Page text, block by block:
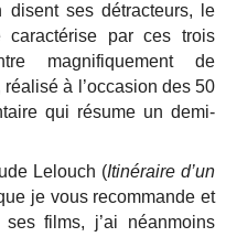
disent ses détracteurs, le
par ces trois
magnifiquement de
réalisé à l’occasion des 50
qui résume un demi-
Lelouch (Itinéraire d’un
je vous recommande et
films, j’ai néanmoins